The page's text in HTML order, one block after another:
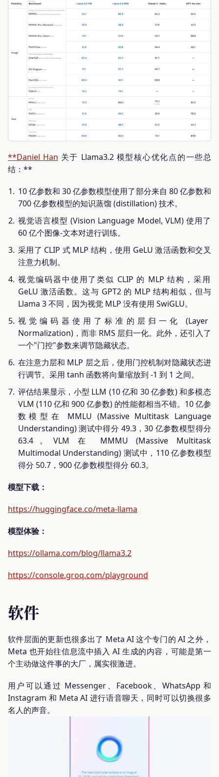
**Daniel Han 关于 Llama3.2 模型核心优化点的一些总
结：**
10 亿参数和 30 亿参数模型使用了部分来自 80 亿参数和
700 亿参数模型的知识蒸馏 (distillation) 技术。
视觉语言模型 (Vision Language Model, VLM) 使用了
60 亿个图像-文本对进行训练。
采用了 CLIP 式 MLP 结构，使用 GeLU 激活函数和交叉
注意力机制。
视觉编码器中使用了类似 CLIP 的 MLP 结构，采用
GeLU 激活函数。这与 GPT2 的 MLP 结构相似，但与
Llama 3 不同，因为视觉 MLP 没有使用 SwiGLU。
视觉编码器使用了标准的层归一化 (Layer
Normalization)，而非 RMS 层归一化。此外，还引入了
一个"门控"参数来调节隐藏状态。
在注意力层和 MLP 层之后，使用门控机制对隐藏状态进
行调节。采用 tanh 函数将向量缩放到 -1 到 1 之间。
评估结果显示，小型 LLM (10 亿和 30 亿参数) 和多模态
VLM (110 亿和 900 亿参数) 的性能都相当不错。10 亿参
数模型在 MMLU (Massive Multitask Language
Understanding) 测试中得分 49.3，30 亿参数模型得分
63.4。VLM 在 MMMU (Massive Multitask
Multimodal Understanding) 测试中，110 亿参数模型
得分 50.7，900 亿参数模型得分 60.3。
模型下载：
https://huggingface.co/meta-llama
模型体验：
https://ollama.com/blog/llama3.2
https://console.groq.com/playground
软件
软件层面的更新也很多出了 Meta AI 这个专门的 AI 之外，
Meta 也开始往信息流中插入 AI 生成的内容，可能是第一
个主动做这件事的大厂，属实很激进。
用户可以通过 Messenger、Facebook、WhatsApp 和
Instagram 和 Meta AI 进行语音聊天，同时可以切换很多
名人的声音。